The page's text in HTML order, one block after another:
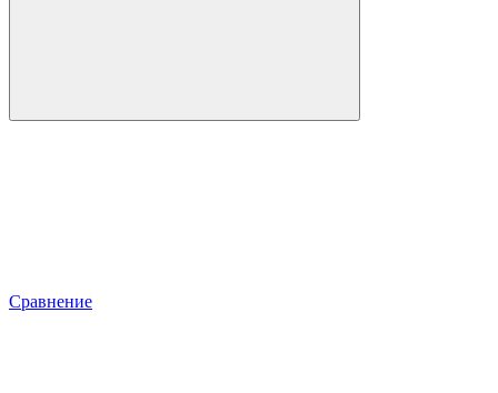
Сравнение